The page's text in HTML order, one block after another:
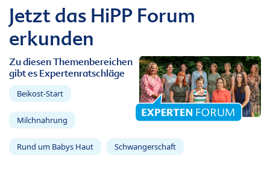
Jetzt das HiPP Forum
erkunden
Zu diesen Themenbereichen
gibt es Expertenratschläge
Beikost-Start
Milchnahrung
Rund um Babys Haut Schwangerschaft